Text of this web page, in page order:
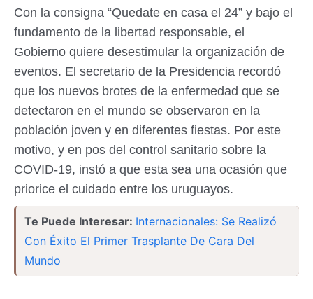
Con la consigna “Quedate en casa el 24” y bajo el
fundamento de la libertad responsable, el
Gobierno quiere desestimular la organización de
eventos. El secretario de la Presidencia recordó
que los nuevos brotes de la enfermedad que se
detectaron en el mundo se observaron en la
población joven y en diferentes fiestas. Por este
motivo, y en pos del control sanitario sobre la
COVID-19, instó a que esta sea una ocasión que
priorice el cuidado entre los uruguayos.
Te Puede Interesar: Internacionales: Se Realizó
Con Éxito El Primer Trasplante De Cara Del
Mundo